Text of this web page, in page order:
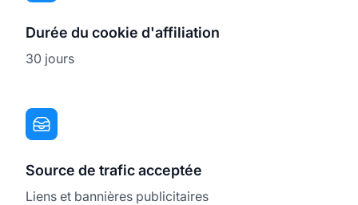
Durée du cookie d'affiliation
30 jours
Source de trafic acceptée
Liens et bannières publicitaires